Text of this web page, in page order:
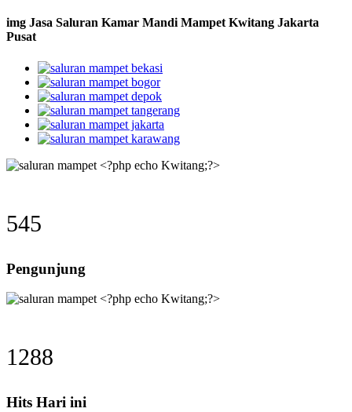
img Jasa Saluran Kamar Mandi Mampet Kwitang Jakarta
Pusat
545
Pengunjung
1288
Hits Hari ini